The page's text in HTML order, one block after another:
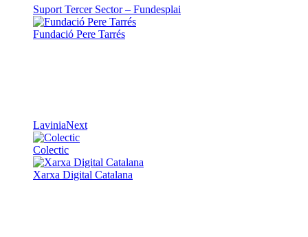
Suport Tercer Sector – Fundesplai
Fundació Pere Tarrés
LaviniaNext
Colectic
Xarxa Digital Catalana